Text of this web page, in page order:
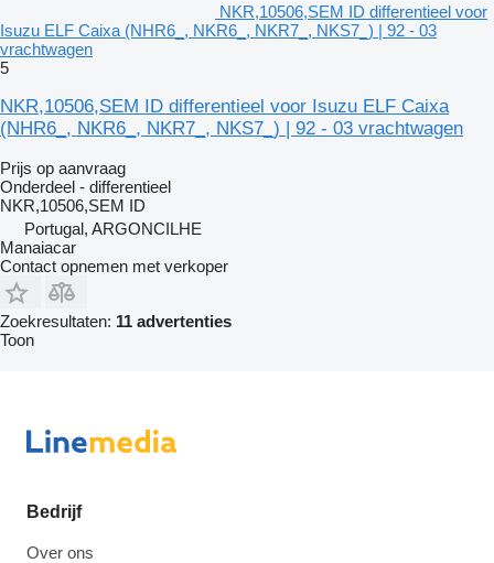
NKR,10506,SEM ID differentieel voor
Isuzu ELF Caixa (NHR6_, NKR6_, NKR7_, NKS7_) | 92 - 03
vrachtwagen
5
NKR,10506,SEM ID differentieel voor Isuzu ELF Caixa
(NHR6_, NKR6_, NKR7_, NKS7_) | 92 - 03 vrachtwagen
Prijs op aanvraag
Onderdeel - differentieel
NKR,10506,SEM ID
Portugal, ARGONCILHE
Manaiacar
Contact opnemen met verkoper
Zoekresultaten: 11 advertenties
Toon
Bedrijf
Over ons